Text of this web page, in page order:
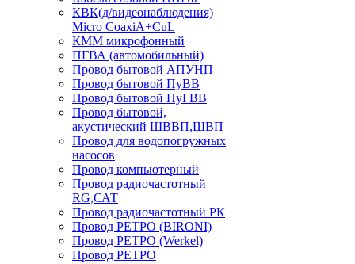
КВК(д/видеонаблюдения)
Micro CoaxiA+CuL
КММ микрофонный
ПГВА (автомобильный)
Провод бытовой АПУНП
Провод бытовой ПуВВ
Провод бытовой ПуГВВ
Провод бытовой,
акустический ШВВП,ШВП
Провод для водопогружных
насосов
Провод компьютерный
Провод радиочастотный
RG,САТ
Провод радиочастотный РК
Провод РЕТРО (BIRONI)
Провод РЕТРО (Werkel)
Провод РЕТРО